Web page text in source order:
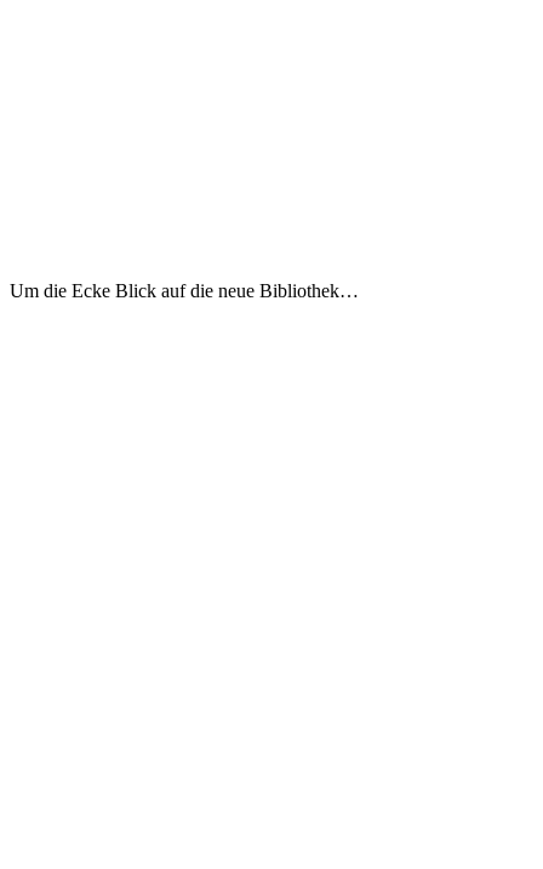
Um die Ecke Blick auf die neue Bibliothek…